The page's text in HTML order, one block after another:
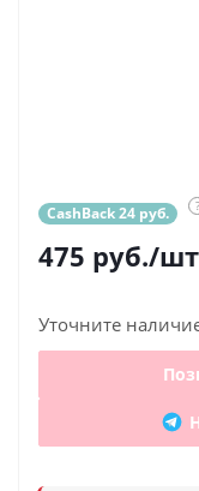
CashBack 24 руб. ?
475 руб./шт
Уточните